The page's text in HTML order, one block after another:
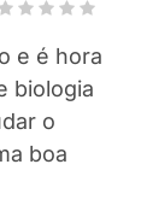
e é hora
biologia
o
boa